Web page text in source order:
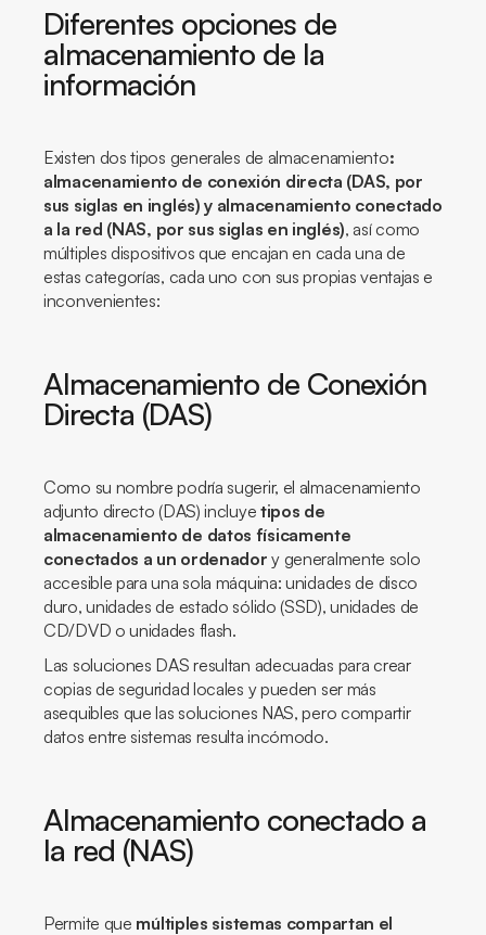
Diferentes opciones de
almacenamiento de la
información
Existen dos tipos generales de almacenamiento:
almacenamiento de conexión directa (DAS, por
sus siglas en inglés) y almacenamiento conectado
a la red (NAS, por sus siglas en inglés), así como
múltiples dispositivos que encajan en cada una de
estas categorías, cada uno con sus propias ventajas e
inconvenientes:
Almacenamiento de Conexión
Directa (DAS)
Como su nombre podría sugerir, el almacenamiento
adjunto directo (DAS) incluye tipos de
almacenamiento de datos físicamente
conectados a un ordenador y generalmente solo
accesible para una sola máquina: unidades de disco
duro, unidades de estado sólido (SSD), unidades de
CD/DVD o unidades flash.
Las soluciones DAS resultan adecuadas para crear
copias de seguridad locales y pueden ser más
asequibles que las soluciones NAS, pero compartir
datos entre sistemas resulta incómodo.
Almacenamiento conectado a
la red (NAS)
Permite que múltiples sistemas compartan el